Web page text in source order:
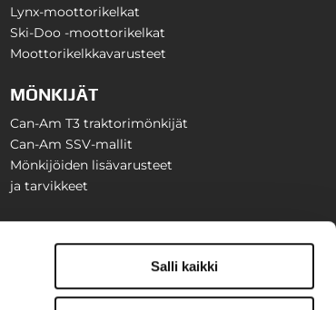
Salli kaikki
Lynx-moottorikelkat
Ski-Doo -moottorikelkat
Moottorikelkkavarusteet
MÖNKIJÄT
Can-Am T3 traktorimönkijät
Can-Am SSV-mallit
Mönkijöiden lisävarusteet
ja tarvikkeet